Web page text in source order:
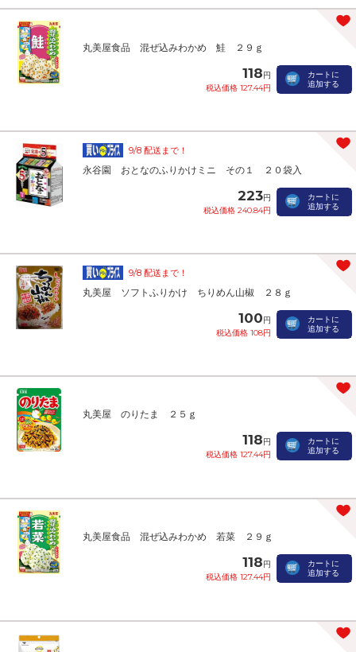
丸美屋食品 混ぜ込みわかめ 鮭 ２９ｇ
118円
税込価格 127.44円
カートに
追加する
9/8 配送まで！
永谷園 おとなのふりかけミニ その１ ２０袋入
223円
税込価格 240.84円
カートに
追加する
9/8 配送まで！
丸美屋 ソフトふりかけ ちりめん山椒 ２８ｇ
100円
税込価格 108円
カートに
追加する
丸美屋 のりたま ２５ｇ
118円
税込価格 127.44円
カートに
追加する
丸美屋食品 混ぜ込みわかめ 若菜 ２９ｇ
118円
税込価格 127.44円
カートに
追加する